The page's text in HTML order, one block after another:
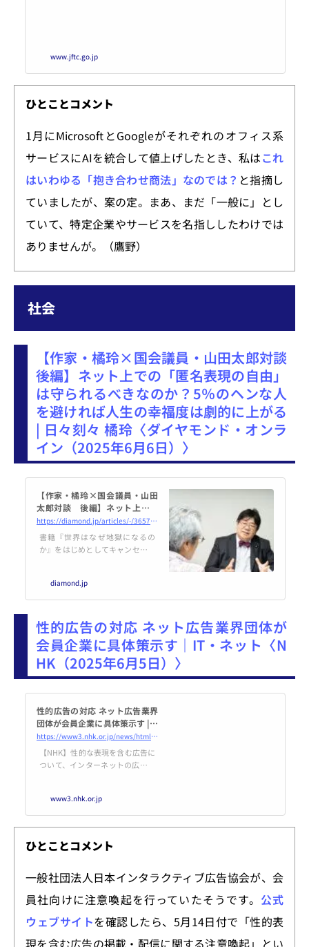
www.jftc.go.jp
ひとことコメント
1月にMicrosoftとGoogleがそれぞれのオフィス系
サービスにAIを統合して値上げしたとき、私はこれ
はいわゆる「抱き合わせ商法」なのでは？ と指摘し
ていましたが、案の定。まあ、まだ「一般に」とし
ていて、特定企業やサービスを名指ししたわけでは
ありませんが。（鷹野）
社会
【作家・橘玲×国会議員・山田太郎対談
後編】ネット上での「匿名表現の自由」
は守られるべきなのか？5％のヘンな人
を避ければ人生の幸福度は劇的に上がる
| 日々刻々 橘玲〈ダイヤモンド・オンラ
イン（2025年6月6日）〉
【作家・橘玲×国会議員・山田
太郎対談 後編】ネット上での
「匿名表現の自由」は守られる
べきなのか？5％のヘンな人を避
ければ人生の幸福度は劇的に上
がる
https://diamond.jp/articles/-/365791
書籍『世界はなぜ地獄になるの
か』をはじめとしてキャンセルカ
題へアクティブに取り組んできた
自民党の山田太郎参議院議員の初
い」ことを書き続ける橘氏はなぜ
炎上しるないのか？ ネット上での
匿名性についてなど話題は尽きる
ことがありません。
diamond.jp
性的広告の対応 ネット広告業界団体が
会員企業に具体策示す｜IT・ネット〈N
HK（2025年6月5日）〉
性的広告の対応 ネット広告業界
団体が会員企業に具体策示す | N
HK
https://www3.nhk.or.jp/news/html/20250605/k10014826671000.html
【NHK】性的な表現を含む広告に
ついて、インターネットの広告配
トに配信…
www3.nhk.or.jp
ひとことコメント
一般社団法人日本インタラクティブ広告協会が、会
員社向けに注意喚起を行っていたそうです。 公式
ウェブサイトを確認したら、5月14日付で「性的表
現を含む広告の掲載・配信に関する注意喚起」とい